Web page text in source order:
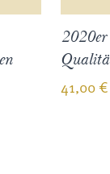
41,00€